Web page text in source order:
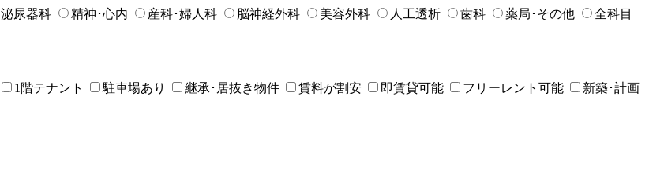
泌尿器科 精神･心内 産科･婦人科 脳神経外科 美容外科 人工透析 歯科 薬局･その他 全科目
1階テナント 駐車場あり 継承･居抜き物件 賃料が割安 即賃貸可能 フリーレント可能
新築･計画